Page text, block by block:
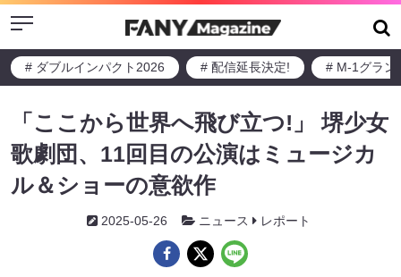
Menu
# ダブルインパクト2026 # 配信延長決定! # M-1グラン
「ここから世界へ飛び立つ!」 堺少女
歌劇団、11回目の公演はミュージカ
ル＆ショーの意欲作
2025-05-26 ニュース レポート